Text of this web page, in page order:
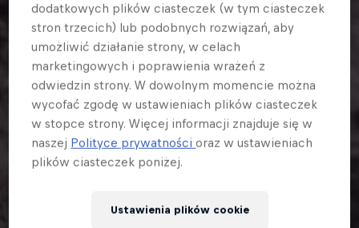
dodatkowych plików ciasteczek (w tym ciasteczek
stron trzecich) lub podobnych rozwiązań, aby
umożliwić działanie strony, w celach
marketingowych i poprawienia wrażeń z
odwiedzin strony. W dowolnym momencie można
wycofać zgodę w ustawieniach plików ciasteczek
w stopce strony. Więcej informacji znajduje się w
naszej Polityce prywatnościoraz w ustawieniach
plików ciasteczek poniżej.
Ustawienia plików cookie